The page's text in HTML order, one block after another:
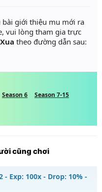
giới thiệu mu mới ra
vui lòng tham gia trực
theo đường dẫn sau:
Season 6
Season 7-15
cũng chơi
- Exp: 100x - Drop: 10% -